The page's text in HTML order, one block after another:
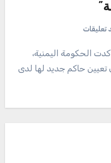
تعليقات
تعيين حاكم جديد لها لدى